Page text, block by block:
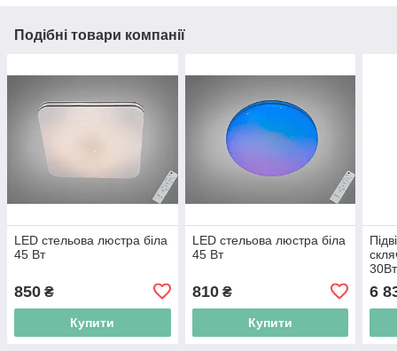
Подібні товари компанії
LED стельова люстра біла
45 Вт
850 ₴
Купити
LED стельова люстра біла
45 Вт
810₴
Купити
30Вт
6